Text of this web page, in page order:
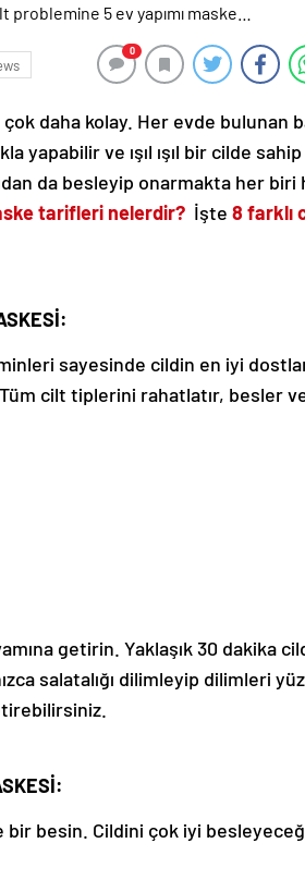
0
çok daha kolay. Her evde bulunan
yapabilir ve ışıl ışıl bir cilde
da besleyip onarmakta her
tarifleri nelerdir? İşte 8 farklı
sayesinde cildin en iyi
cilt tiplerini rahatlatır, besler
getirin. Yaklaşık 30 dakika
salatalığı dilimleyip dilimleri
besin. Cildini çok iyi